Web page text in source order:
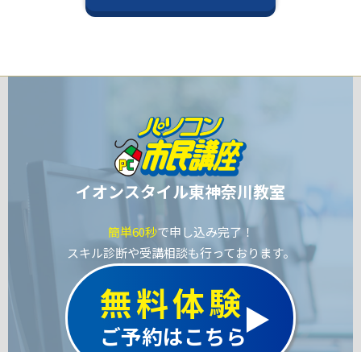
イオンスタイル東神奈川教室
簡単60秒で申し込み完了！
スキル診断や受講相談も行っております。
無料体験
ご予約はこちら